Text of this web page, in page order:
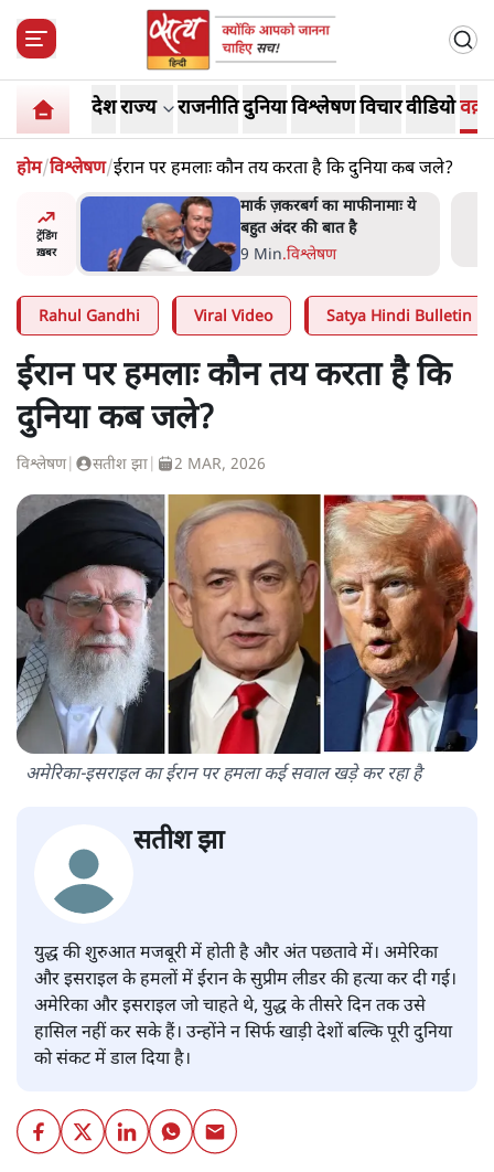
देशराज्य राजनीतिदुनियाविश्लेषणविचारवीडियो
होम/विश्लेषण/ईरान पर हमलाः कौन तय करता है कि दुनिया कब जले?
ट्रेंडिंग
ख़बर
भागवत
मार्क ज़करबर्ग का माफीनामाः ये
बहुत अंदर की बात है
9 Min.विश्लेषण
Rahul Gandhi Viral Video Satya Hindi Bulletin
ईरान पर हमलाः कौन तय करता है कि
दुनिया कब जले?
विश्लेषण| सतीश झा 2 MAR, 2026
अमेरिका-इसराइल का ईरान पर हमला कई सवाल खड़े कर रहा है
सतीश झा
युद्ध की शुरुआत मजबूरी में होती है और अंत पछतावे में। अमेरिका
और इसराइल के हमलों में ईरान के सुप्रीम लीडर की हत्या कर दी गई।
अमेरिका और इसराइल जो चाहते थे, युद्ध के तीसरे दिन तक उसे
हासिल नहीं कर सके हैं। उन्होंने न सिर्फ खाड़ी देशों बल्कि पूरी दुनिया
को संकट में डाल दिया है।